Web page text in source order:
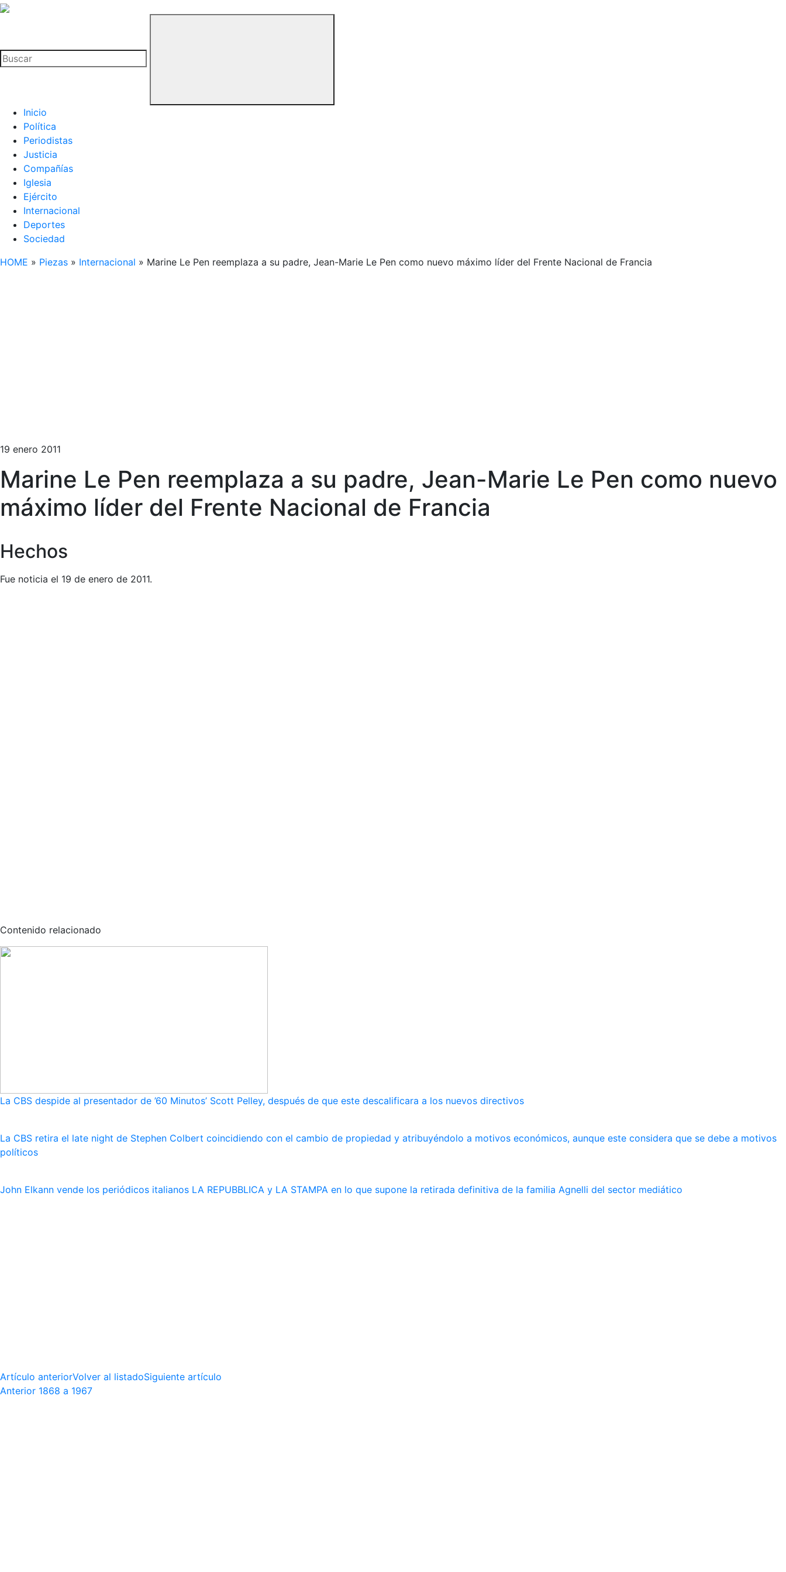
La
Buitre
Inicio
Política
Periodistas
Justicia
Compañías
Iglesia
Ejército
Internacional
Deportes
Sociedad
HOME » Piezas » Internacional » Marine Le Pen reemplaza a su padre, Jean-Marie Le Pen como nuevo máximo líder del Frente Nacional de Francia
19 enero 2011
Marine Le Pen reemplaza a su padre, Jean-Marie Le Pen como nuevo
máximo líder del Frente Nacional de Francia
Hechos
Fue noticia el 19 de enero de 2011.
Contenido relacionado
La CBS despide al presentador de ’60 Minutos’ Scott Pelley, después de que este descalificara a los nuevos directivos
La CBS retira el late night de Stephen Colbert coincidiendo con el cambio de propiedad y atribuyéndolo a motivos económicos, aunque este considera que se debe a motivos
políticos
John Elkann vende los periódicos italianos LA REPUBBLICA y LA STAMPA en lo que supone la retirada definitiva de la familia Agnelli del sector mediático
Artículo anteriorVolver al listadoSiguiente artículo
Anterior 1868 a 1967